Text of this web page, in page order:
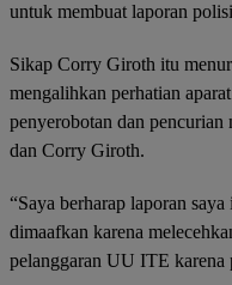
untuk membuat laporan
Sikap Corry Giroth itu
mengalihkan perhatian
penyerobotan dan
dan Corry Giroth.
“Saya berharap laporan
dimaafkan karena
pelanggaran UU ITE karena